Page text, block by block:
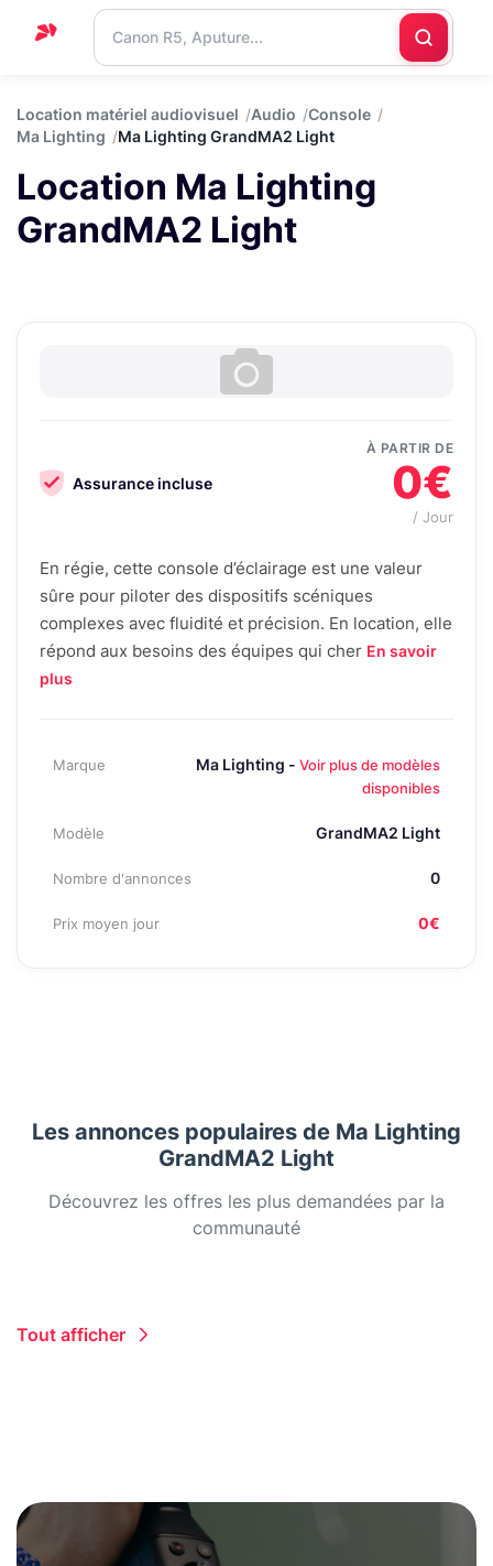
Support
Blog
Nous
contacter
Location matériel audiovisuel Audio
Console
Ma Lighting
Ma Lighting GrandMA2 Light
Location Ma Lighting
GrandMA2 Light
Assurance incluse
À PARTIR DE
0€
/ Jour
En régie, cette console d’éclairage est une valeur
sûre pour piloter des dispositifs scéniques
complexes avec fluidité et précision. En location, elle
répond aux besoins des équipes qui cher En savoir
plus
Marque Ma Lighting - Voir plus de modèles
disponibles
Modèle GrandMA2 Light
Nombre d'annonces 0
Prix moyen jour 0€
Les annonces populaires de Ma Lighting
GrandMA2 Light
Découvrez les offres les plus demandées par la
communauté
Tout afficher